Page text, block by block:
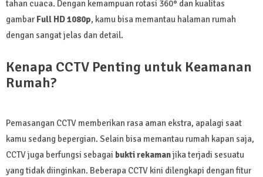
tahan cuaca. Dengan kemampuan rotasi 360° dan kualitas
gambar Full HD 1080p, kamu bisa memantau halaman rumah
dengan sangat jelas dan detail.
Kenapa CCTV Penting untuk Keamanan
Rumah?
Pemasangan CCTV memberikan rasa aman ekstra, apalagi saat
kamu sedang bepergian. Selain bisa memantau rumah kapan saja,
CCTV juga berfungsi sebagai bukti rekamanjika terjadi sesuatu
yang tidak diinginkan. Beberapa CCTV kini dilengkapi dengan fitur